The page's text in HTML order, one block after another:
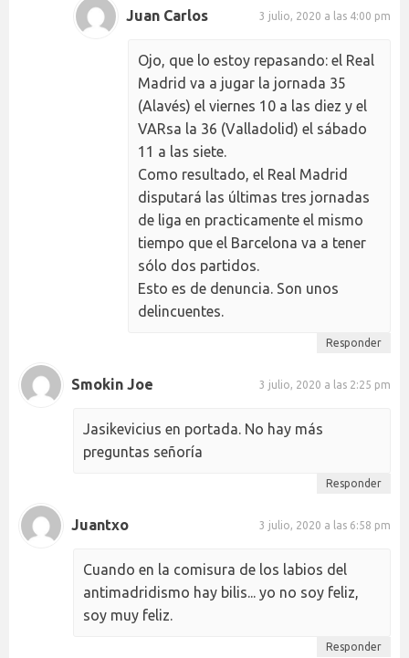
Juan Carlos 3 julio, 2020 a las 4:00 pm
Ojo, que lo estoy repasando: el Real
Madrid va a jugar la jornada 35
(Alavés) el viernes 10 a las diez y el
VARsa la 36 (Valladolid) el sábado
11 a las siete.
Como resultado, el Real Madrid
disputará las últimas tres jornadas
de liga en practicamente el mismo
tiempo que el Barcelona va a tener
sólo dos partidos.
Esto es de denuncia. Son unos
delincuentes.
Responder
Smokin Joe 3 julio, 2020 a las 2:25 pm
Jasikevicius en portada. No hay más
preguntas señoría
Responder
Juantxo 3 julio, 2020 a las 6:58 pm
Cuando en la comisura de los labios del
antimadridismo hay bilis... yo no soy feliz,
soy muy feliz.
Responder